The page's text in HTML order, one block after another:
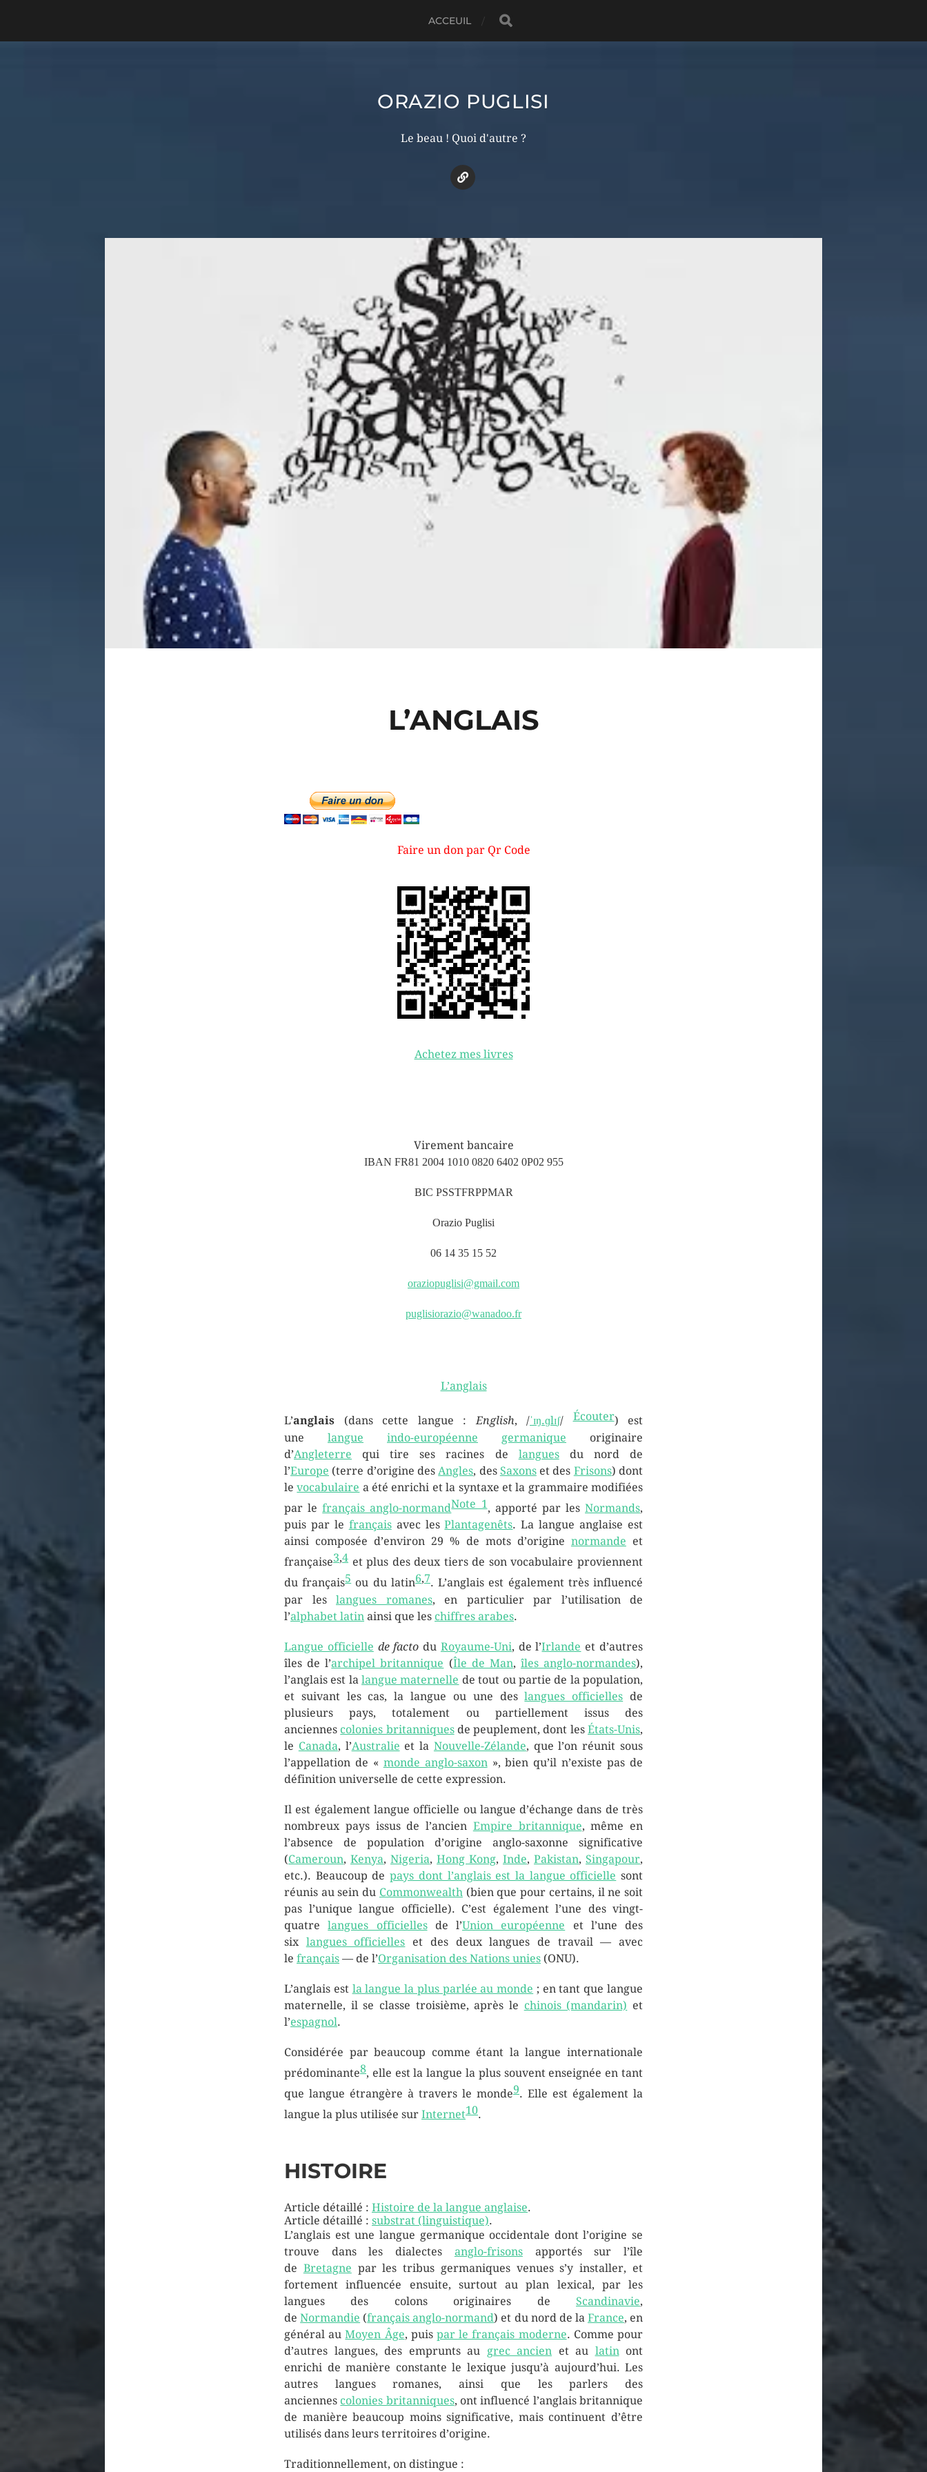
ACCEUIL
ORAZIO PUGLISI
Le beau ! Quoi d'autre ?
L’ANGLAIS
Faire un don par Qr Code
Achetez mes livres
Virement bancaire
IBAN FR81 2004 1010 0820 6402 0P02 955
BIC PSSTFRPPMAR
Orazio Puglisi
06 14 35 15 52
oraziopuglisi@gmail.com
puglisiorazio@wanadoo.fr
L’anglais
L’anglais (dans cette langue :English, /ˈɪŋ.ɡlɪʃ/ Écouter) est
une langue indo-européenne germanique originaire
d’Angleterre qui tire ses racines de languesdu nord de
l’Europe (terre d’origine des Angles, des Saxonset des Frisons) dont
levocabulaire a été enrichi et la syntaxe et la grammaire modifiées
par lefrançais anglo-normandNote 1, apporté par les Normands,
puis par le françaisavec lesPlantagenêts. La langue anglaise est
ainsi composée d’environ 29 % de mots d’origine normande et
française3,4 et plus des deux tiers de son vocabulaire proviennent
du français5ou du latin6,7. L’anglais est également très influencé
par les langues romanes, en particulier par l’utilisation de
l’alphabet latin ainsi que les chiffres arabes.
Langue officielle de facto du Royaume-Uni, de l’Irlande et d’autres
îles de l’archipel britannique (Île de Man, îles anglo-normandes),
l’anglais est lalangue maternelle de tout ou partie de la population,
et suivant les cas, la langue ou une deslangues officielles de
plusieurs pays, totalement ou partiellement issus des
anciennes colonies britanniquesde peuplement, dont lesÉtats-Unis,
le Canada, l’Australie et la Nouvelle-Zélande, que l’on réunit sous
l’appellation de « monde anglo-saxon », bien qu’il n’existe pas de
définition universelle de cette expression.
Il est également langue officielle ou langue d’échange dans de très
nombreux pays issus de l’ancien Empire britannique, même en
l’absence de population d’origine anglo-saxonne significative
(Cameroun, Kenya, Nigeria, Hong Kong, Inde, Pakistan, Singapour,
etc.). Beaucoup depays dont l’anglais est la langue officielle sont
réunis au sein du Commonwealth (bien que pour certains, il ne soit
pas l’unique langue officielle). C’est également l’une des vingt-
quatrelangues officiellesde l’Union européenne et l’une des
six langues officielles et des deux langues de travail — avec
le français — de l’Organisation des Nations unies (ONU).
L’anglais est la langue la plus parlée au monde ; en tant que langue
maternelle, il se classe troisième, après le chinois (mandarin) et
l’espagnol.
Considérée par beaucoup comme étant la langue internationale
prédominante8, elle est la langue la plus souvent enseignée en tant
que langue étrangère à travers le monde9. Elle est également la
langue la plus utilisée sur Internet10.
HISTOIRE
Article détaillé : Histoire de la langue anglaise.
Article détaillé : substrat (linguistique).
L’anglais est une langue germanique occidentale dont l’origine se
trouve dans les dialectes anglo-frisonsapportés sur l’île
de Bretagne par les tribus germaniques venues s’y installer, et
fortement influencée ensuite, surtout au plan lexical, par les
langues des colons originaires de Scandinavie,
deNormandie (français anglo-normand) et du nord de la France, en
général auMoyen Âge, puispar le français moderne. Comme pour
d’autres langues, des emprunts au grec ancien et au latin ont
enrichi de manière constante le lexique jusqu’à aujourd’hui. Les
autres langues romanes, ainsi que les parlers des
anciennes colonies britanniques, ont influencé l’anglais britannique
de manière beaucoup moins significative, mais continuent d’être
utilisés dans leurs territoires d’origine.
Traditionnellement, on distingue :